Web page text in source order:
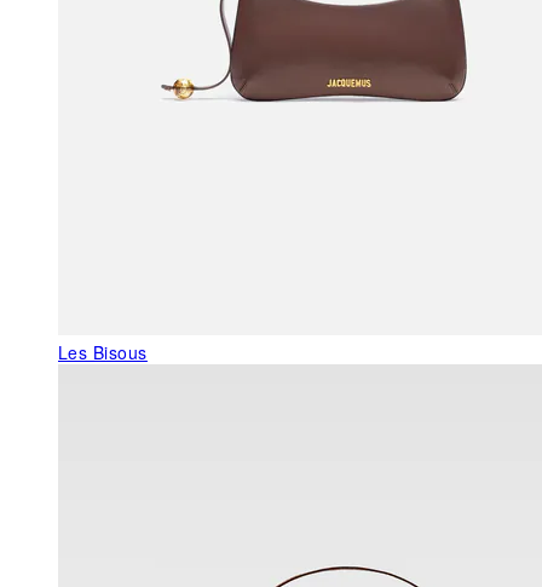
Les Bisous